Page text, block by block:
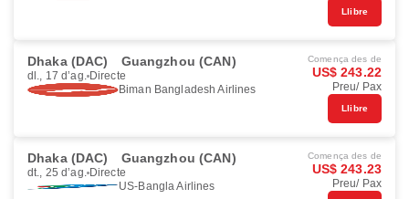
Llibre
Dhaka (DAC) Guangzhou (CAN)
dl., 17 d’ag. Directe
Biman Bangladesh Airlines
Comença des de
US$ 243.22
Preu/ Pax
Llibre
Dhaka (DAC) Guangzhou (CAN)
dt., 25 d’ag. Directe
US-Bangla Airlines
Comença des de
US$ 243.23
Preu/ Pax